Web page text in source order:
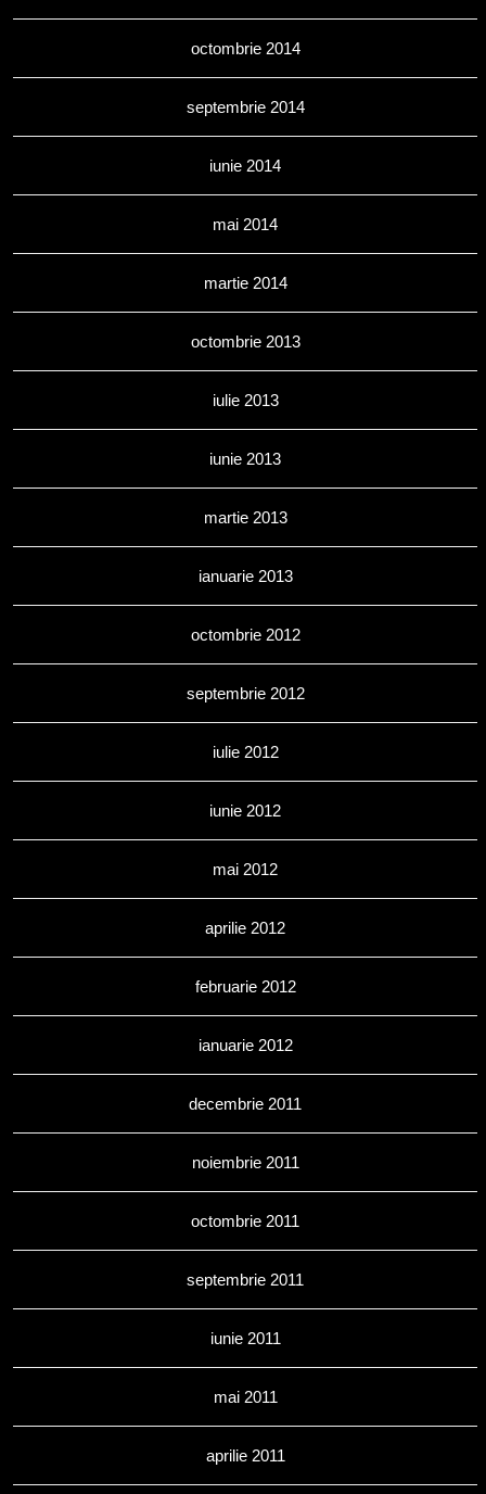
octombrie 2014
septembrie 2014
iunie 2014
mai 2014
martie 2014
octombrie 2013
iulie 2013
iunie 2013
martie 2013
ianuarie 2013
octombrie 2012
septembrie 2012
iulie 2012
iunie 2012
mai 2012
aprilie 2012
februarie 2012
ianuarie 2012
decembrie 2011
noiembrie 2011
octombrie 2011
septembrie 2011
iunie 2011
mai 2011
aprilie 2011